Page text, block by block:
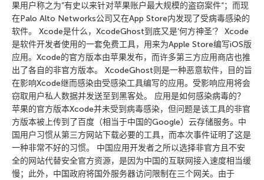
果用户称之为”有史以来针对苹果账户最大规模的盗窃案件“；而现
在Palo Alto Networks公司又在App Store内发现了受病毒感染的
软件。 Xcode是什么，XcodeGhost到底又是’何方神圣’？ Xcode
是软件开发者使用的一套免费工具，用来为Apple Store编写iOS版
应用。Xcode的官方版本由苹果发布，而许多第三方应用商店也推
出了各自的非官方版本。 XcodeGhost则是一种恶意软件，目的旨
在影响Xcode继而感染由受感染工具编写的应用。受影响应用将会
窃取用户私人数据并发送至到黑客处。 应用是如何感染病毒的？
苹果的官方版本Xcode并未受到病毒感染，但问题是该工具的非官
方版本被上传到了百度（相当于中国的Google）云存储服务。中
国用户习惯从第三方网站下载必要的工具，而本次事件证明了这是
一种非常不好的习惯。 中国应用开发者之所以选择非官方且不安
全的网站代替安全官方资源，是因为中国的互联网接入速度相当缓
慢；此外，中国政府将国外服务器访问限制在三个网关。由于